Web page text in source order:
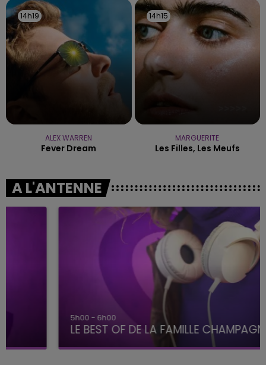
14h19
14h19
ALEX WARREN
Fever Dream
14h15
14h15
MARGUERITE
Les Filles, Les Meufs
A L'ANTENNE
LE BEST OF DE LA FAMILLE CHAMPAGNE FM